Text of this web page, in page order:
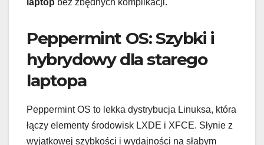
laptop bez zbędnych komplikacji.
Peppermint OS: Szybki i
hybrydowy dla starego
laptopa
Peppermint OS to lekka dystrybucja Linuksa, która
łączy elementy środowisk LXDE i XFCE. Słynie z
wyjątkowej szybkości i wydajności na słabym